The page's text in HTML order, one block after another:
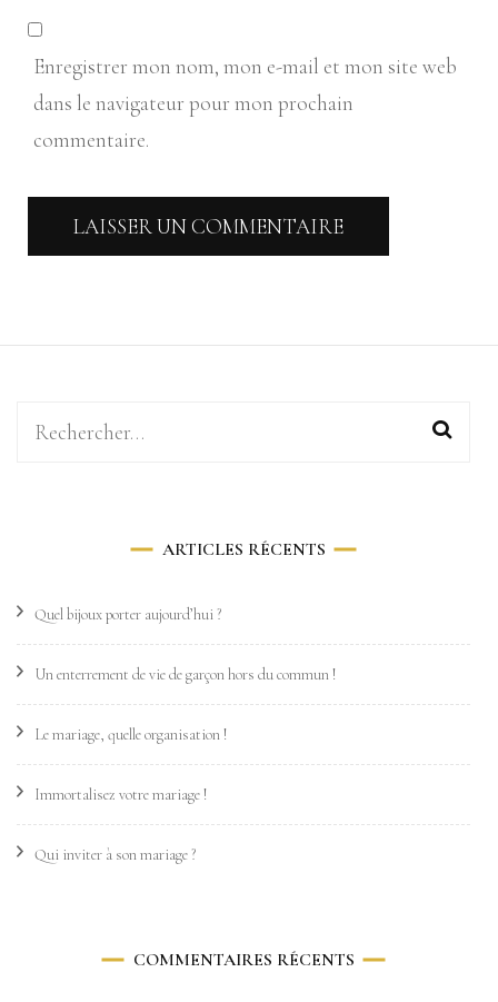
Enregistrer mon nom, mon e-mail et mon site web
dans le navigateur pour mon prochain
commentaire.
Rechercher :
ARTICLES RÉCENTS
Quel bijoux porter aujourd’hui ?
Un enterrement de vie de garçon hors du commun !
Le mariage, quelle organisation !
Immortalisez votre mariage !
Qui inviter à son mariage ?
COMMENTAIRES RÉCENTS